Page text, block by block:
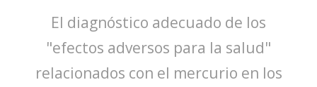
El diagnóstico adecuado de los
"efectos adversos para la salud"
relacionados con el mercurio en los